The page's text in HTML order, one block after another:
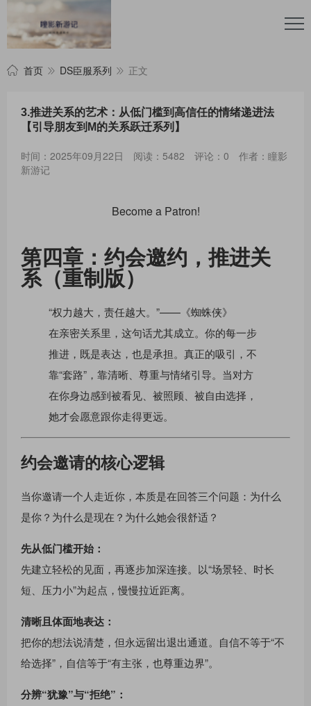
首页 DS臣服系列 正文
3.推进关系的艺术：从低门槛到高信任的情绪递进法
【引导朋友到M的关系跃迁系列】
时间：2025年09月22日 阅读：5482 评论：0
作者：瞳影
新游记
Become a Patron!
第四章：约会邀约，推进关
系（重制版）
“权力越大，责任越大。”——《蜘蛛侠》
在亲密关系里，这句话尤其成立。你的每一步
推进，既是表达，也是承担。真正的吸引，不
靠“套路”，靠清晰、尊重与情绪引导。当对方
在你身边感到被看见、被照顾、被自由选择，
她才会愿意跟你走得更远。
约会邀请的核心逻辑
当你邀请一个人走近你，本质是在回答三个问题：为什么
是你？为什么是现在？为什么她会很舒适？
先从低门槛开始：
先建立轻松的见面，再逐步加深连接。以“场景轻、时长
短、压力小”为起点，慢慢拉近距离。
清晰且体面地表达：
把你的想法说清楚，但永远留出退出通道。自信不等于“不
给选择”，自信等于“有主张，也尊重边界”。
分辨“犹豫”与“拒绝”：